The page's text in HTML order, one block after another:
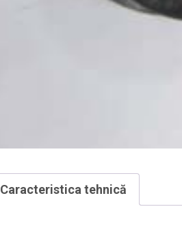
Caracteristica tehnică